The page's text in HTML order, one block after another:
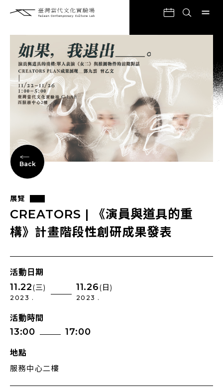
Back
展覽
CREATORS | 《演員與道具的重
構》計畫階段性創研成果發表
活動日期
11.22(三)
2023 .
11.26(日)
2023 .
活動時間
13:00 17:00
地點
服務中心二樓